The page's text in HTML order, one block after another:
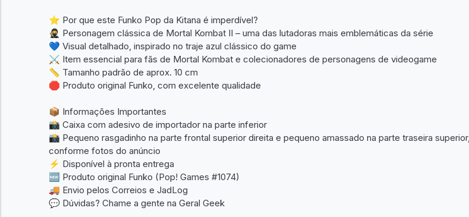
⭐ Por que este Funko Pop da Kitana é imperdível?
🥷 Personagem clássica de Mortal Kombat II – uma das lutadoras mais emblemáticas da série
💙 Visual detalhado, inspirado no traje azul clássico do game
⚔️ Item essencial para fãs de Mortal Kombat e colecionadores de personagens de videogame
📏 Tamanho padrão de aprox. 10 cm
🛑 Produto original Funko, com excelente qualidade
📦 Informações Importantes
📸 Caixa com adesivo de importador na parte inferior
📸 Pequeno rasgadinho na parte frontal superior direita e pequeno amassado na parte traseira superior,
conforme fotos do anúncio
⚡ Disponível à pronta entrega
🆕 Produto original Funko (Pop! Games #1074)
🚚 Envio pelos Correios e JadLog
💬 Dúvidas? Chame a gente na Geral Geek